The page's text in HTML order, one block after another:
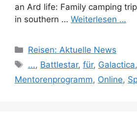
an Ard life: Family camping
in southern … Weiterlesen …
Kategorien
Reisen: Aktuelle News
Schlagwörter
..., Battlestar,für, Galactica,
Mentorenprogramm, Online,